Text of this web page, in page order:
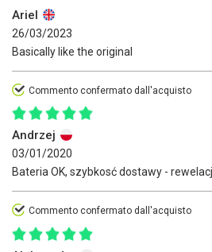
Ariel
26/03/2023
Basically like the original
Commento confermato dall'acquisto
Andrzej
03/01/2020
Bateria OK, szybkosć dostawy -
Commento confermato dall'acquisto